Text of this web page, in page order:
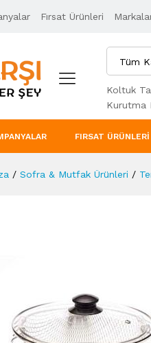
Fırsat Ürünleri
Tüm
Koltuk
Kurutma
FIRSAT ÜRÜNLERI
/ Sofra & Mutfak Ürünleri /
Taksit Seçenekleri